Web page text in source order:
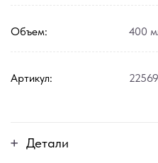
Объем: 400
Артикул:
Детали